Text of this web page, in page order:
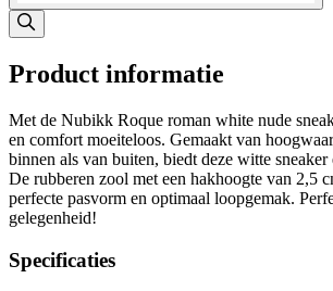
Product informatie
Met de Nubikk Roque roman white nude
en comfort moeiteloos. Gemaakt van
binnen als van buiten, biedt deze witte
De rubberen zool met een hakhoogte van 2,5
perfecte pasvorm en optimaal loopgemak.
gelegenheid!
Specificaties